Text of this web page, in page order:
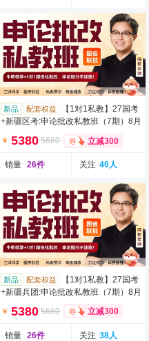
新品 配套权益
【1对1私教】27国考
+新疆区考:申论批改私教班（7期）8月
￥ 5380 5680 立减300
销量 26件 关注 40人
新品 配套权益
【1对1私教】27国考
+新疆兵团:申论批改私教班（7期）8月
￥ 5380 5680 立减300
销量 26件 关注 38人